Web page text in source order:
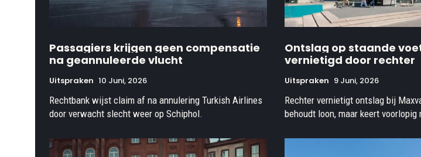
Passagiers krijgen geen compensatie
na geannuleerde vlucht
Uitspraken 10 Juni, 2026
Rechtbank wijst claim af na annulering Turkish Airlines
door verwacht slecht weer op Schiphol.
Ontslag op staande
vernietigd door rechter
Uitspraken 9 Juni, 2026
Rechter vernietigt ontslag bij
behoudt loon, maar keert voorlopig